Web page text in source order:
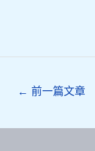
← 前一篇文章